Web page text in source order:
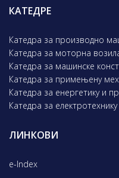
КАТЕДРЕ
Катедра за производно
Катедра за моторна
Катедра за машинске
Катедра за примењену
Катедра за енергетику и
Катедра за
ЛИНКОВИ
e-Index